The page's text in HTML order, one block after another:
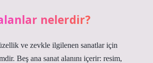
nelerdir?
ve zevkle ilgilenen sanatlar için
Beş ana sanat alanını içerir: resim,